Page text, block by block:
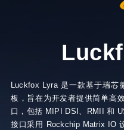
Luckfox Lyra 是一款基于瑞芯
板，旨在为开发者提供简单高
口，包括 MIPI DSI、RMII 和
接口采用 Rockchip Matrix IO